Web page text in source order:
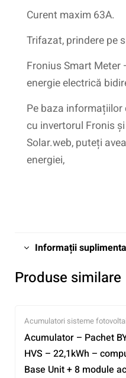
Curent maxim 63A.
Trifazat, prindere pe
Fronius Smart
energie electrică
Pe baza
cu invertorul Fronis
Solar.web, puteți
energiei,
Informații
Produse similare
Acumulatori sisteme
Acumulator – Pachet
HVS – 22,1kWh –
Base Unit + 8 module